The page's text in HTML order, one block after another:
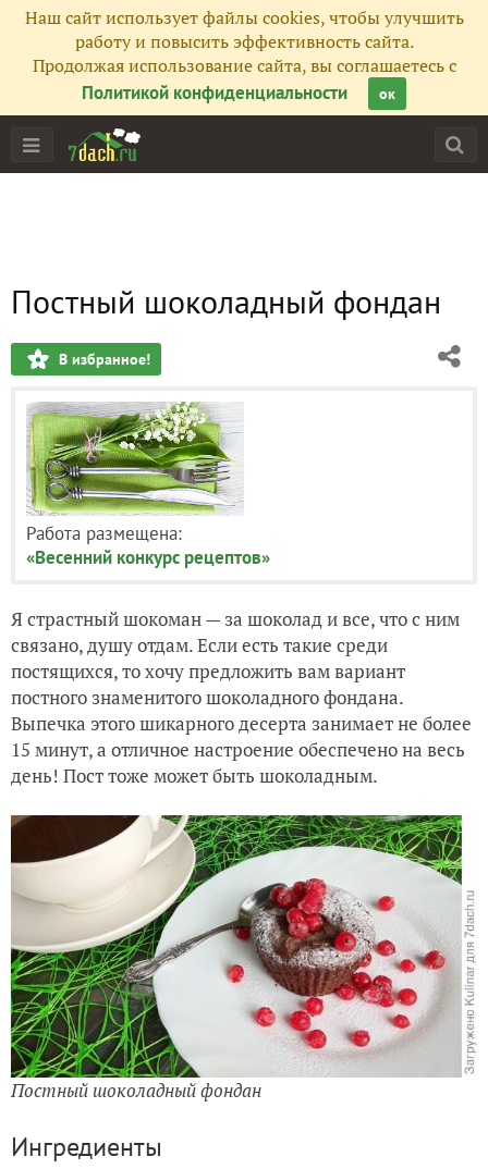
Наш сайт использует файлы cookies, чтобы улучшить
работу и повысить эффективность сайта.
Продолжая использование сайта, вы соглашаетесь с
Политикой конфиденциальности
ок
Постный шоколадный фондан
В избранное!
Работа размещена:
«Весенний конкурс рецептов»
Я страстный шокоман — за шоколад и все, что с ним
связано, душу отдам. Если есть такие среди
постящихся, то хочу предложить вам вариант
постного знаменитого шоколадного фондана.
Выпечка этого шикарного десерта занимает не более
15 минут, а отличное настроение обеспечено на весь
день! Пост тоже может быть шоколадным.
Постный шоколадный фондан
Ингредиенты